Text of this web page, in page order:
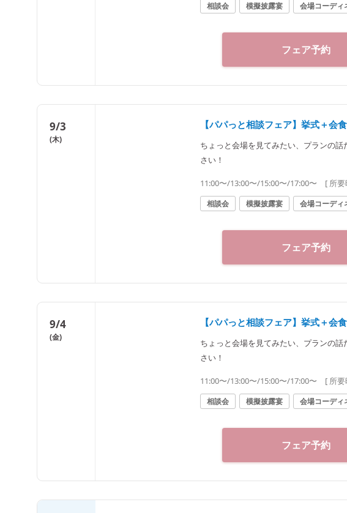
相談会 模擬披露宴 会場コーディ
フェア予約
9/3
(木)
【パパっと相談フェア】挙式＋会
ちょっと会場を見てみたい、プランの
さい！
11:00〜/13:00〜/15:00〜/17:00〜 [ 所
相談会 模擬披露宴 会場コーディ
フェア予約
9/4
(金)
【パパっと相談フェア】挙式＋会
ちょっと会場を見てみたい、プランの
さい！
11:00〜/13:00〜/15:00〜/17:00〜 [ 所
相談会 模擬披露宴 会場コーディ
フェア予約